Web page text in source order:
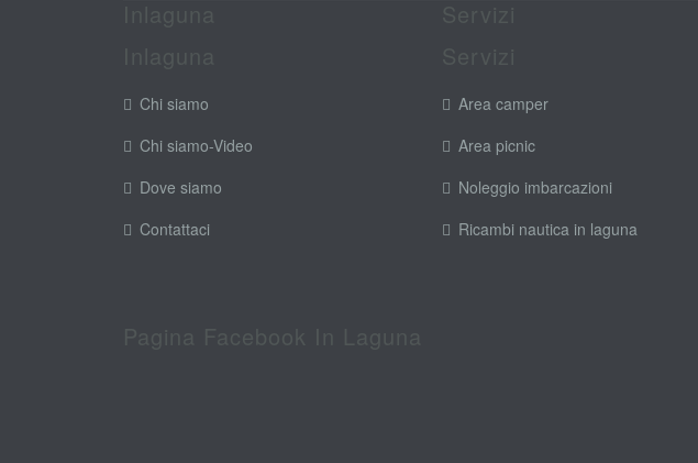
Chi siamo
Chi siamo-Video
Dove siamo
Contattaci
Area camper
Area picnic
Noleggio imbarcazioni
Ricambi nautica in laguna